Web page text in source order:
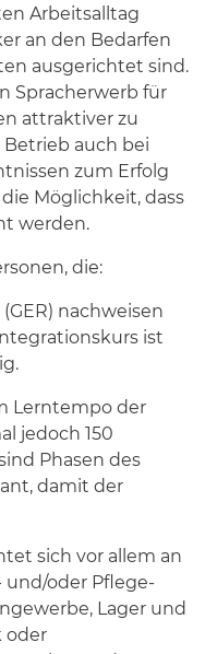
Arbeitsalltag
an den Bedarfen
ausgerichtet sind.
Spracherwerb für
attraktiver zu
auch bei
zum Erfolg
Möglichkeit, dass
werden.
die:
nachweisen
ist
Lerntempo der
jedoch 150
Phasen des
damit der
sich vor allem an
und/oder Pflege-
Lager und
oder